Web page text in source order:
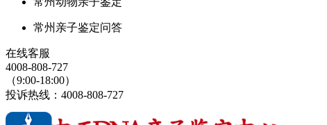
常州亲子鉴定问答
在线客服
4008-808-727
（9:00-18:00）
投诉热线：4008-808-727